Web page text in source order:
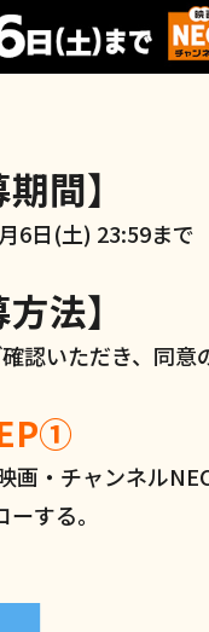
期間】
6日(土) 23:59まで
方法】
認いただき、同意
・チャンネル
する。